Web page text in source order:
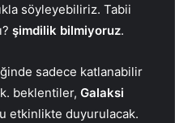
söyleyebiliriz. Tabii
şimdilik bilmiyoruz.
sadece katlanabilir
beklentiler, Galaksi
etkinlikte duyurulacak.